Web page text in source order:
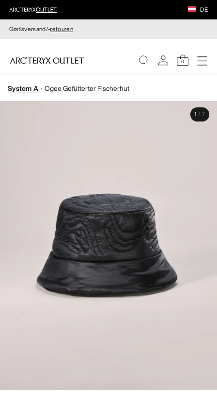
DE
Gratisversand/-retouren
0
DAMEN
System A Ogee Gefütterter Fischerhut
1 / 7